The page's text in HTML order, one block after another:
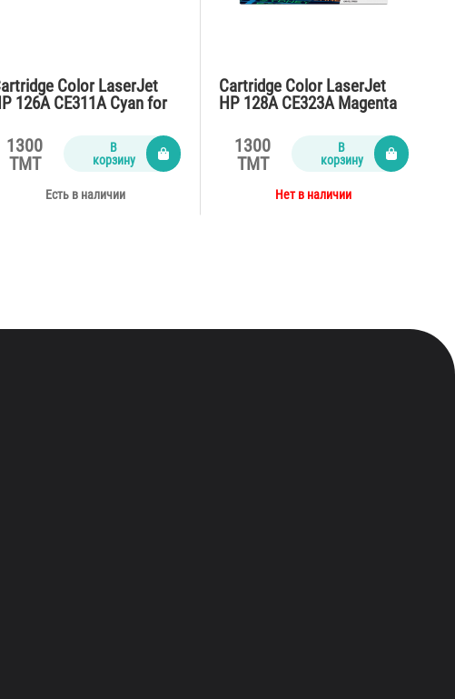
Color LaserJet
126A CE311A Cyan for
(1000 pages)
1300
TMT
В
корзину
Есть в наличии
Cartridge Color LaserJet
HP 128A CE323A Magenta
(1300 pages)
1300
TMT
В
корзину
Нет в наличии